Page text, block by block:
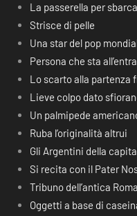
La passerella per
Strisce di pelle
Una star del pop
Persona che sta
Lo scarto alla partenza
Lieve colpo dato
Un palmipede
Ruba l’originalità altrui
Gli Argentini della
Si recita con il Pater
Tribuno dell’antica Roma
Oggetti a base di